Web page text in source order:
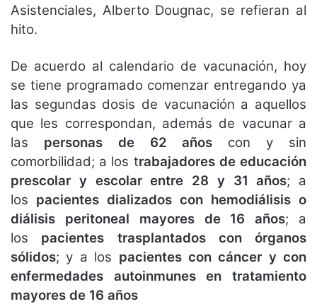
Asistenciales, Alberto Dougnac, se refieran al
hito.
De acuerdo al calendario de vacunación, hoy
se tiene programado comenzar entregando ya
las segundas dosis de vacunación a aquellos
que les correspondan, además de vacunar a
las personas de 62 años con y sin
comorbilidad; a los trabajadores de educación
prescolar y escolar entre 28 y 31 años; a
los pacientes dializados con hemodiálisis o
diálisis peritoneal mayores de 16 años; a
los pacientes trasplantados con órganos
sólidos; y a los pacientes con cáncer y con
enfermedades autoinmunes en tratamiento
mayores de 16 años